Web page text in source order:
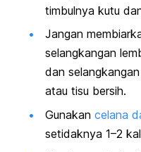
timbulnya kutu
Jangan
selangkangan
dan
atau tisu bersih.
Gunakan celana
setidaknya 1–2